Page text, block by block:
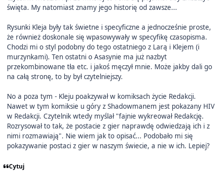
święta. My natomiast znamy jego historię od zawsze...
Rysunki Kleja były tak świetne i specyficzne a jednocześnie proste,
że również doskonale się wpasowywały w specyfikę czasopisma.
Chodzi mi o styl podobny do tego ostatniego z Larą i Klejem (i
murzynkami). Ten ostatni o Asasynie ma już nazbyt
przekombinowane tła etc. i jakoś męczył mnie. Może jakby dali go
na całą stronę, to by był czytelniejszy.
No a poza tym - Kleju poakzywał w komiksach życie Redakcji.
Nawet w tym komiksie u góry z Shadowmanem jest pokazany HIV
w Redakcji. Czytelnik wtedy myślał "fajnie wykreował Redakcję.
Rozrysował to tak, że postacie z gier naprawdę odwiedzają ich i z
nimi rozmawiają". Nie wiem jak to opisać... Podobało mi się
pokazywanie postaci z gier w naszym świecie, a nie w ich. Lepiej?
Cytuj